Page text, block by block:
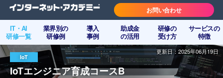
IT・AI
研修一覧
業界別の
研修例
導入
事例
助成金
の活用
研修の
受け方
サービスの
特徴
お問い合わせ
更新日：2025年06月19日
IoT
IoTエンジニア育成コースB